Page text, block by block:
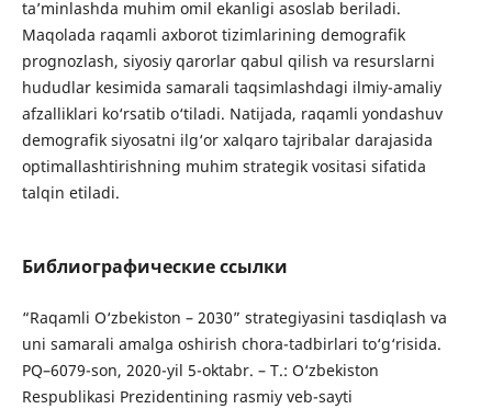
ta’minlashda muhim omil ekanligi asoslab beriladi.
Maqolada raqamli axborot tizimlarining demografik
prognozlash, siyosiy qarorlar qabul qilish va resurslarni
hududlar kesimida samarali taqsimlashdagi ilmiy-amaliy
afzalliklari ko‘rsatib o‘tiladi. Natijada, raqamli yondashuv
demografik siyosatni ilg‘or xalqaro tajribalar darajasida
optimallashtirishning muhim strategik vositasi sifatida
talqin etiladi.
Библиографические ссылки
“Raqamli O‘zbekiston – 2030” strategiyasini tasdiqlash va
uni samarali amalga oshirish chora-tadbirlari to‘g‘risida.
PQ–6079-son, 2020-yil 5-oktabr. – T.: O‘zbekiston
Respublikasi Prezidentining rasmiy veb-sayti